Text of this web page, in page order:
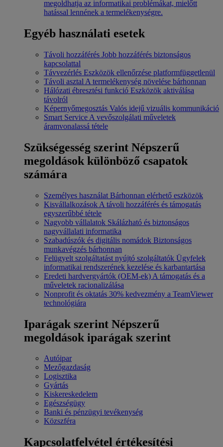
megoldhatja az informatikai problémákat, mielőtt
hatással lennének a termelékenységre.
Egyéb használati esetek
Távoli hozzáférés Jobb hozzáférés biztonságos
kapcsolattal
Távvezérlés Eszközök ellenőrzése platformfüggetlenül
Távoli asztal A termelékenység növelése bárhonnan
Hálózati ébresztési funkció Eszközök aktiválása
távolról
Képernyőmegosztás Valós idejű vizuális kommunikáció
Smart Service A vevőszolgálati műveletek
áramvonalassá tétele
Szükségesség szerint Népszerű
megoldások különböző csapatok
számára
Személyes használat Bárhonnan elérhető eszközök
Kisvállalkozások A távoli hozzáférés és támogatás
egyszerűbbé tétele
Nagyobb vállalatok Skálázható és biztonságos
nagyvállalati informatika
Szabadúszók és digitális nomádok Biztonságos
munkavégzés bárhonnan
Felügyelt szolgáltatást nyújtó szolgáltatók Ügyfelek
informatikai rendszerének kezelése és karbantartása
Eredeti hardvergyártók (OEM-ek) A támogatás és a
műveletek racionalizálása
Nonprofit és oktatás 30% kedvezmény a TeamViewer
technológiára
Iparágak szerint Népszerű
megoldások iparágak szerint
Autóipar
Mezőgazdaság
Logisztika
Gyártás
Kiskereskedelem
Egészségügy
Banki és pénzügyi tevékenység
Közszféra
Kapcsolatfelvétel értékesítési